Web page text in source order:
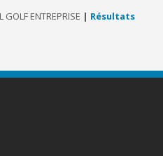
ENTREPRISE | Résultats